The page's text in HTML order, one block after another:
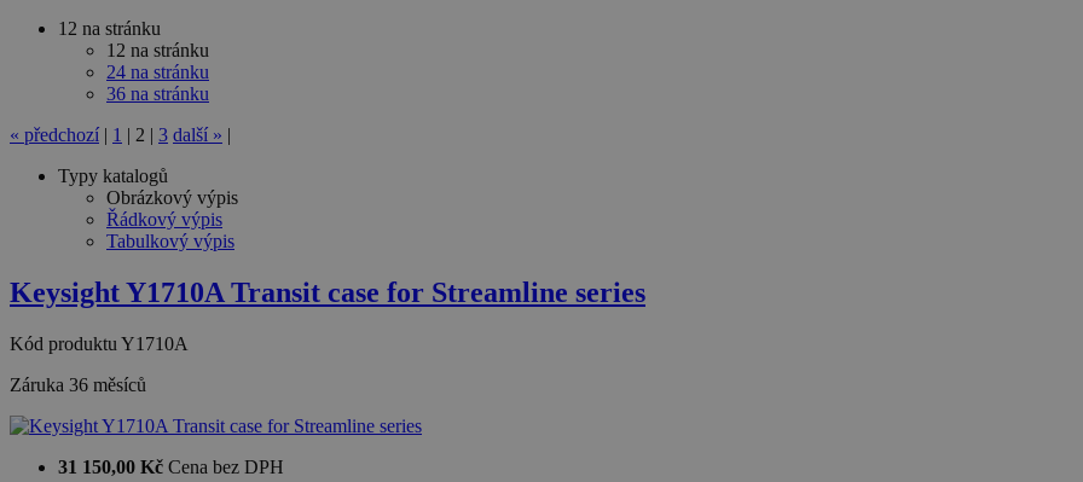
12 na stránku
12 na stránku
24 na stránku
36 na stránku
« předchozí 1 2 3 další »
Typy katalogů
Obrázkový výpis
Řádkový výpis
Tabulkový výpis
Keysight Y1710A Transit case for Streamline series
Kód produktu Y1710A
Záruka 36 měsíců
31 150,00 Kč Cena bez DPH